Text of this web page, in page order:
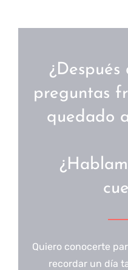
preguntas
quedado
Quiero conocerte
recordar un día